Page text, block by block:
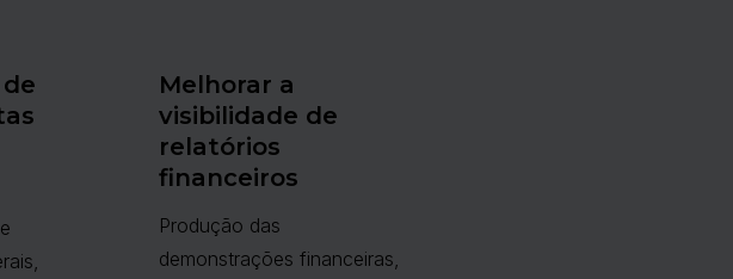
Melhorar a
visibilidade de
relatórios
financeiros
Produção das
demonstrações financeiras,